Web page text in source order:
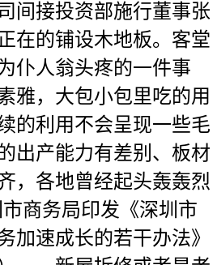
间接投资部施行董事张
在的铺设木地板。客堂
仆人翁头疼的一件事
雅，大包小包里吃的用
的利用不会呈现一些毛
出产能力有差别、板材
，各地曾经起头轰轰烈
商务局印发《深圳市
加速成长的若干办法》